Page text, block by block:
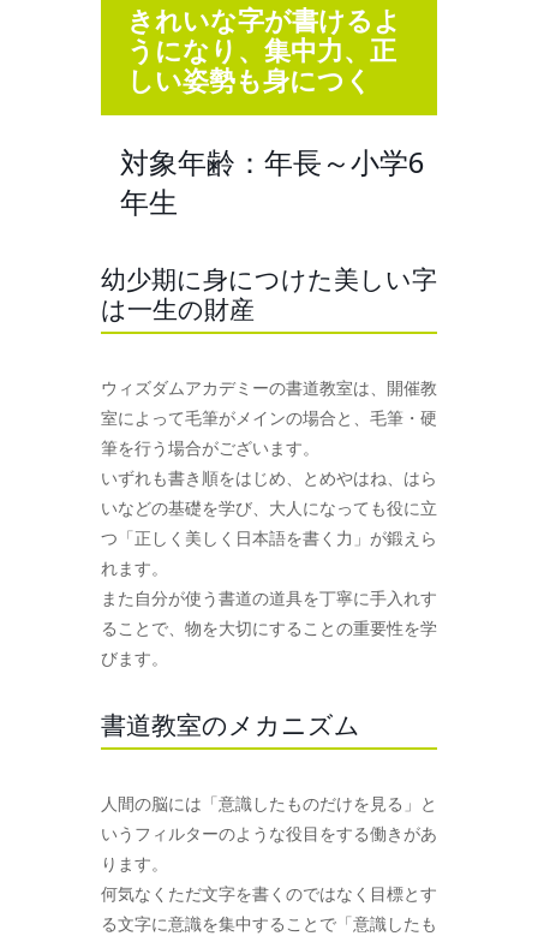
きれいな字が書けるよ
うになり、集中力、正
しい姿勢も身につく
対象年齢：年長～小学6
年生
幼少期に身につけた美しい字
は一生の財産
ウィズダムアカデミーの書道教室は、開催教
室によって毛筆がメインの場合と、毛筆・硬
筆を行う場合がございます。
いずれも書き順をはじめ、とめやはね、はら
いなどの基礎を学び、大人になっても役に立
つ「正しく美しく日本語を書く力」が鍛えら
れます。
また自分が使う書道の道具を丁寧に手入れす
ることで、物を大切にすることの重要性を学
びます。
書道教室のメカニズム
人間の脳には「意識したものだけを見る」と
いうフィルターのような役目をする働きがあ
ります。
何気なくただ文字を書くのではなく目標とす
る文字に意識を集中することで「意識したも